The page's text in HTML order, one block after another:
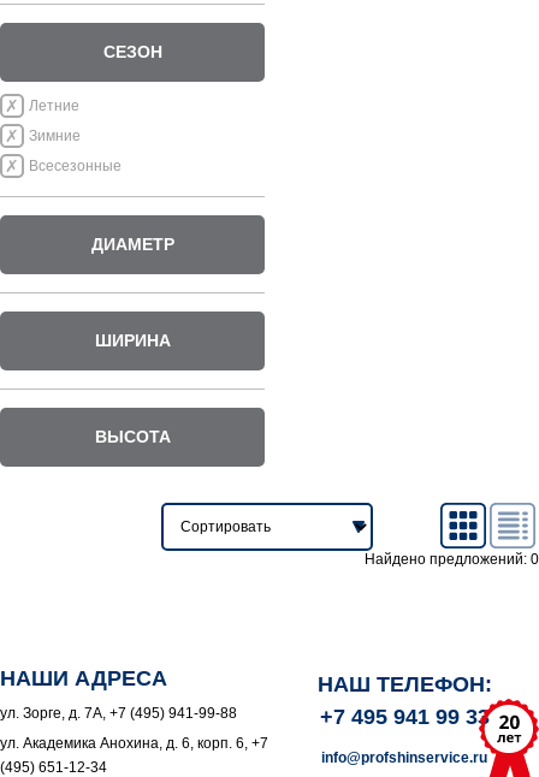
СЕЗОН
Летние
Зимние
Всесезонные
ДИАМЕТР
ШИРИНА
ВЫСОТА
Найдено предложений: 0
НАШИ АДРЕСА
ул. Зорге, д. 7А, +7 (495) 941-99-88
ул. Академика Анохина, д. 6, корп. 6, +7
(495) 651-12-34
НАШ ТЕЛЕФОН:
+7 495 941 99 33
info@profshinservice.ru